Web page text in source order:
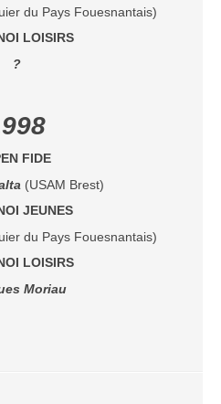
du Pays Fouesnantais)
LOISIRS
?
FIDE
(USAM Brest)
JEUNES
du Pays Fouesnantais)
LOISIRS
Moriau